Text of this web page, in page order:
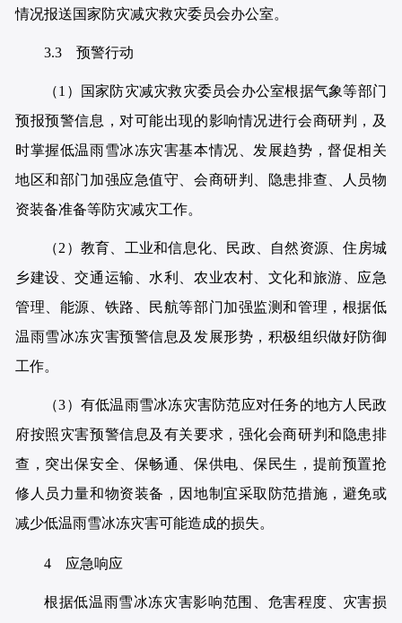
情况报送国家防灾减灾救灾委员会办公室。
3.3 预警行动
（1）国家防灾减灾救灾委员会办公室根据气象等部门
预报预警信息，对可能出现的影响情况进行会商研判，及
时掌握低温雨雪冰冻灾害基本情况、发展趋势，督促相关
地区和部门加强应急值守、会商研判、隐患排查、人员物
资装备准备等防灾减灾工作。
（2）教育、工业和信息化、民政、自然资源、住房城
乡建设、交通运输、水利、农业农村、文化和旅游、应急
管理、能源、铁路、民航等部门加强监测和管理，根据低
温雨雪冰冻灾害预警信息及发展形势，积极组织做好防御
工作。
（3）有低温雨雪冰冻灾害防范应对任务的地方人民政
府按照灾害预警信息及有关要求，强化会商研判和隐患排
查，突出保安全、保畅通、保供电、保民生，提前预置抢
修人员力量和物资装备，因地制宜采取防范措施，避免或
减少低温雨雪冰冻灾害可能造成的损失。
4 应急响应
根据低温雨雪冰冻灾害影响范围、危害程度、灾害损